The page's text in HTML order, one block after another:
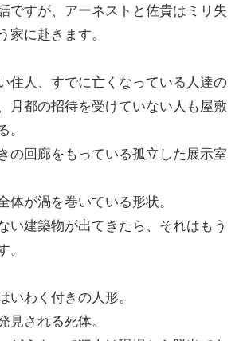
ですが、アーネストと佐貴はミリ失
家に赴きます。
住人、すでに亡くなっている人達の
月都の招待を受けていない人も屋敷
。
の回廊をもっている孤立した展示室
体が渦を巻いている形状。
い建築物が出てきたら、それはもう
。
いわく付きの人形。
見される死体。